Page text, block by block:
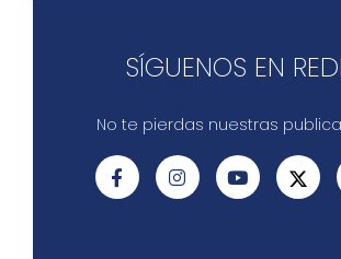
SÍGUENOS EN
No te pierdas nuestras